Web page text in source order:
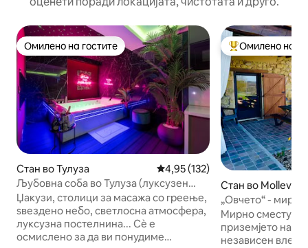
Омилено на гостите
Омилено на гостите
Стан во Тулуза Просечна оцена: 4,95 од 5,
4,95 (132)
Љубовна соба во Тулуза (луксузен
апартман, приватен спа центар)
Џакузи, столици за масажа со греење,
ѕвездено небо, светлосна атмосфера,
луксузна постелнина... Сè е
осмислено за да ви понудиме
Меѓу
Омилено на
Стан во Molleville
„Овчето“ -
планина
Мирно
приземјето на
независен влез,